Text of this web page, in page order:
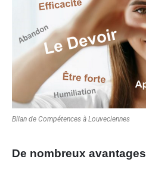
Bilan de Compétences à Louveciennes
De nombreux avantages